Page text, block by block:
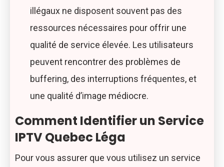
illégaux ne disposent souvent pas des
ressources nécessaires pour offrir une
qualité de service élevée. Les utilisateurs
peuvent rencontrer des problèmes de
buffering, des interruptions fréquentes, et
une qualité d’image médiocre.
Comment Identifier un Service
IPTV Quebec Léga
Pour vous assurer que vous utilisez un service